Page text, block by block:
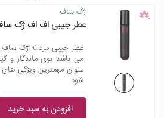
ژک ساف
عطر جیبی اف اف ژک ساف 22 میلی
می باشد بوی ماندگار و
عنوان مهمترین ویژگی
شود
افزودن به سبد خرید